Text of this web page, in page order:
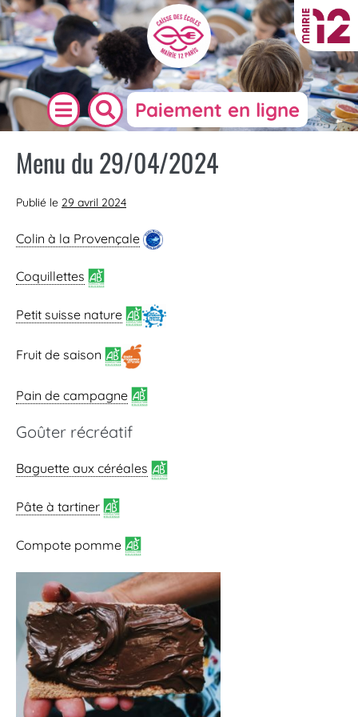
Paiement en ligne
Menu du 29/04/2024
Publié le 29 avril 2024
Colin à la Provençale
Coquillettes
Petit suisse nature
Fruit de saison
Pain de campagne
Goûter récréatif
Baguette aux céréales
Pâte à tartiner
Compote pomme